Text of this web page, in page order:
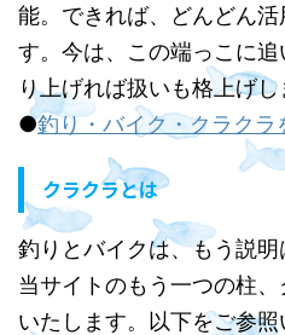
能。できれば、どんどん
す。今は、この端っこに
り上げれば扱いも格上げ
●釣り・バイク・クラクラ
クラクラとは
釣りとバイクは、もう説
当サイトのもう一つの柱
いたします。以下をご参